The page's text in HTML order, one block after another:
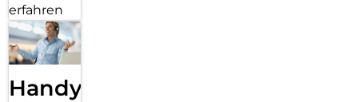
erfahren
Handy